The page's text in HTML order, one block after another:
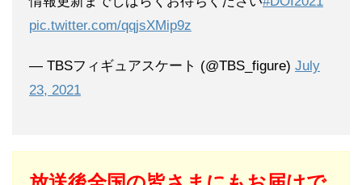
pic.twitter.com/qqjsXMip9z
— TBSフィギュアスケート (@TBS_figure) July
23, 2021